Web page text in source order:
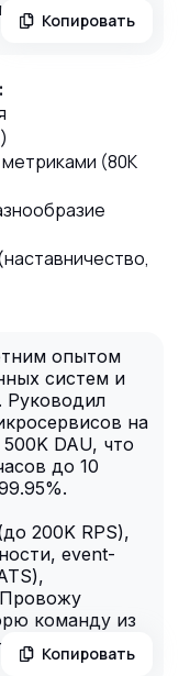
Копировать
(80K
опытом
систем и
Руководил
на
DAU, что
до 10
200K RPS),
event-
Провожу
команду из
внутренних
Копировать